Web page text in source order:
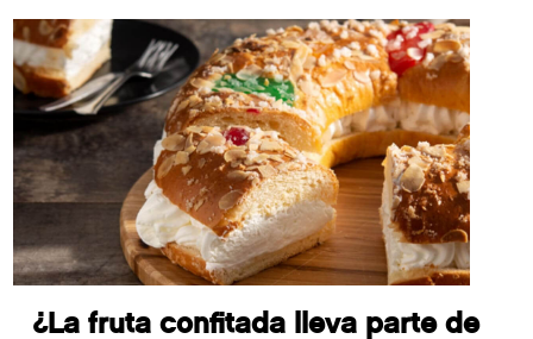
¿La fruta confitada lleva parte de